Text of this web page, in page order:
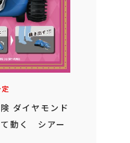
ダイヤモンド
動く シアー